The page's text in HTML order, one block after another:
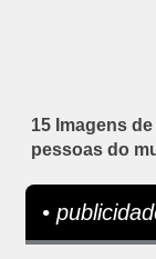
15 Imagens
pessoas do
•